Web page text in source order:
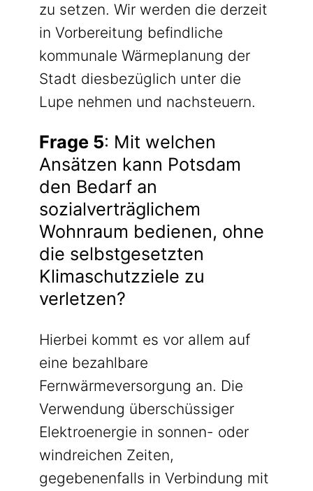
zu setzen. Wir werden die derzeit
in Vorbereitung befindliche
kommunale Wärmeplanung der
Stadt diesbezüglich unter die
Lupe nehmen und nachsteuern.
Frage 5: Mit welchen
Ansätzen kann Potsdam
den Bedarf an
sozialverträglichem
Wohnraum bedienen, ohne
die selbstgesetzten
Klimaschutzziele zu
verletzen?
Hierbei kommt es vor allem auf
eine bezahlbare
Fernwärmeversorgung an. Die
Verwendung überschüssiger
Elektroenergie in sonnen- oder
windreichen Zeiten,
gegebenenfalls in Verbindung mit